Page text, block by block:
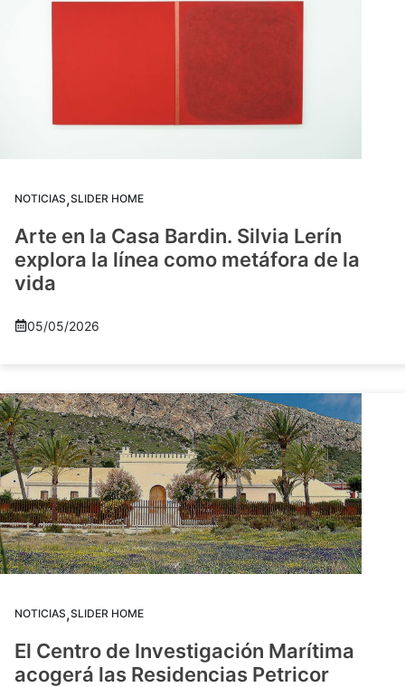
NOTICIAS,SLIDER HOME
Arte en la Casa Bardin. Silvia Lerín
explora la línea como metáfora de la
vida
05/05/2026
NOTICIAS,SLIDER HOME
El Centro de Investigación Marítima
acogerá las Residencias Petricor